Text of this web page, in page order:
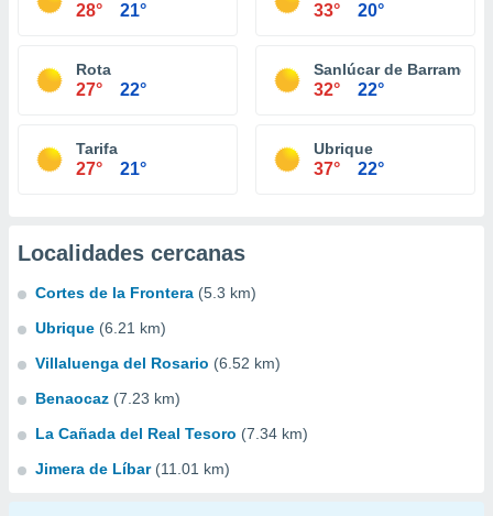
28° 21° 33° 20°
Rota
27° 22°
Sanlúcar de Barrameda
32° 22°
Tarifa
27° 21°
Ubrique
37° 22°
Localidades cercanas
Cortes de la Frontera (5.3 km)
Ubrique (6.21 km)
Villaluenga del Rosario (6.52 km)
Benaocaz (7.23 km)
La Cañada del Real Tesoro (7.34 km)
Jimera de Líbar (11.01 km)